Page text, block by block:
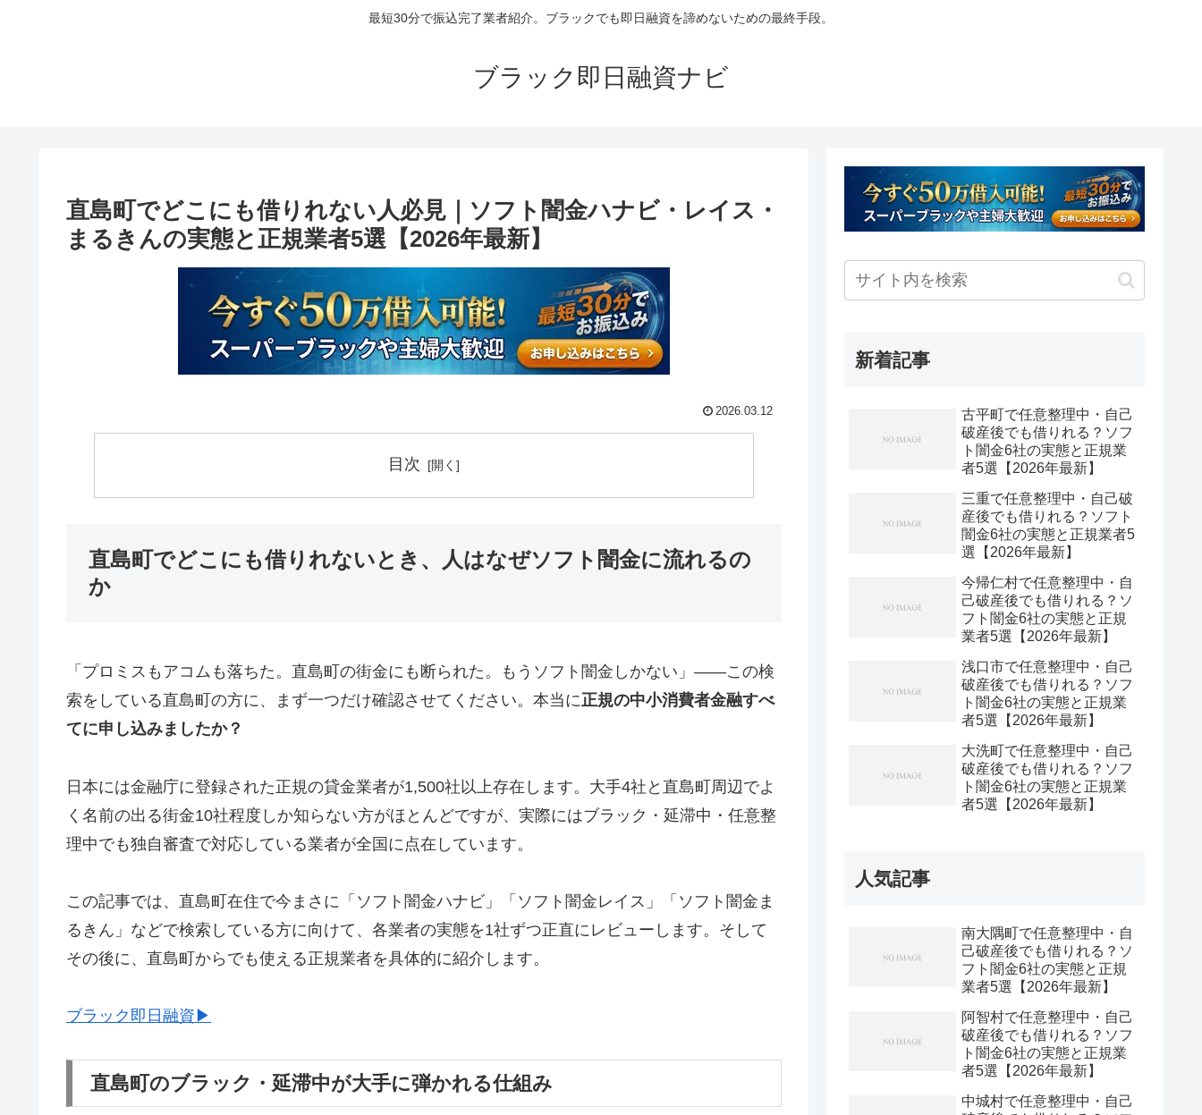
最短30分で振込完了業者紹介。ブラックでも即日融資を諦めないための最終手段。
ブラック即日融資ナビ
直島町でどこにも借りれない人必見｜ソフト闇金ハナビ・レイス・
まるきんの実態と正規業者5選【2026年最新】
2026.03.12
目次
直島町でどこにも借りれないとき、人はなぜソフト闇金に流れるの
か
「プロミスもアコムも落ちた。直島町の街金にも断られた。もうソフト闇金しかない」——この検
索をしている直島町の方に、まず一つだけ確認させてください。本当に正規の中小消費者金融すべ
てに申し込みましたか？
日本には金融庁に登録された正規の貸金業者が1,500社以上存在します。大手4社と直島町周辺でよ
く名前の出る街金10社程度しか知らない方がほとんどですが、実際にはブラック・延滞中・任意整
理中でも独自審査で対応している業者が全国に点在しています。
この記事では、直島町在住で今まさに「ソフト闇金ハナビ」「ソフト闇金レイス」「ソフト闇金ま
るきん」などで検索している方に向けて、各業者の実態を1社ずつ正直にレビューします。そして
その後に、直島町からでも使える正規業者を具体的に紹介します。
ブラック即日融資▶
直島町のブラック・延滞中が大手に弾かれる仕組み
新着記事
古平町で任意整理中・自己
破産後でも借りれる？ソフ
ト闇金6社の実態と正規業
者5選【2026年最新】
三重で任意整理中・自己破
産後でも借りれる？ソフト
闇金6社の実態と正規業者5
選【2026年最新】
今帰仁村で任意整理中・自
己破産後でも借りれる？ソ
フト闇金6社の実態と正規
業者5選【2026年最新】
浅口市で任意整理中・自己
破産後でも借りれる？ソフ
ト闇金6社の実態と正規業
者5選【2026年最新】
大洗町で任意整理中・自己
破産後でも借りれる？ソフ
ト闇金6社の実態と正規業
者5選【2026年最新】
人気記事
南大隅町で任意整理中・自
己破産後でも借りれる？ソ
フト闇金6社の実態と正規
業者5選【2026年最新】
阿智村で任意整理中・自己
破産後でも借りれる？ソフ
ト闇金6社の実態と正規業
者5選【2026年最新】
中城村で任意整理中・自己